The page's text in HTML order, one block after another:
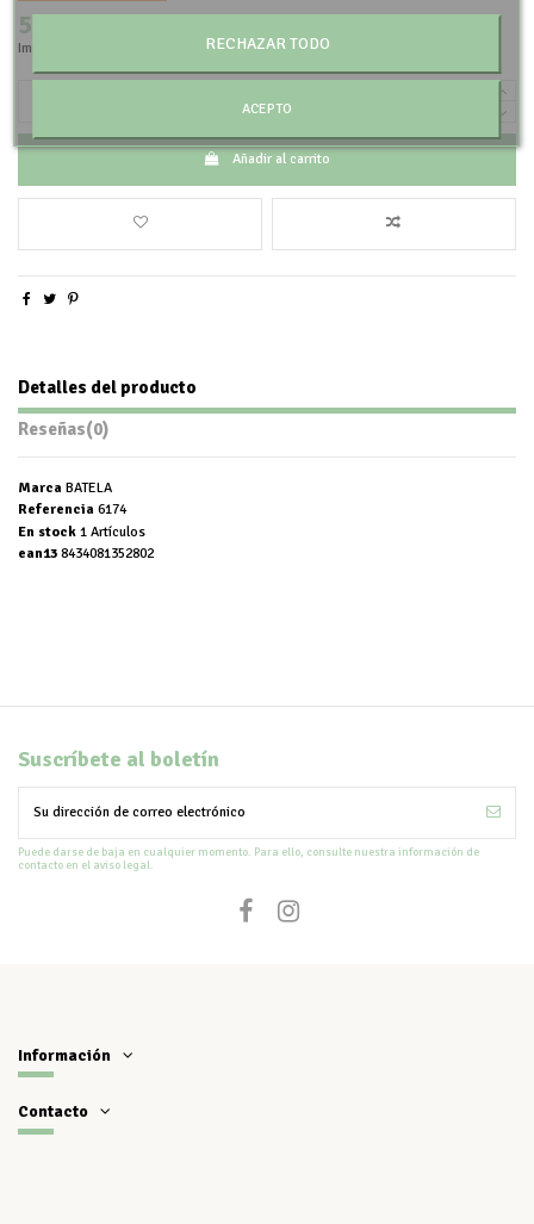
52,00 €
Impuestos incluidos
Añadir al carrito
Detalles del producto
Reseñas(0)
Marca BATELA
Referencia 6174
En stock 1 Artículos
ean13 8434081352802
Suscríbete al boletín
Puede darse de baja en cualquier momento. Para ello, consulte nuestra información de
contacto en el aviso legal.
Información
Contacto
RECHAZAR TODO
ACEPTO